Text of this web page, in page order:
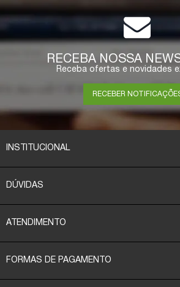
RECEBA NOSSA
Receba ofertas e novidades
RECEBER
INSTITUCIONAL
DÚVIDAS
ATENDIMENTO
FORMAS DE PAGAMENTO